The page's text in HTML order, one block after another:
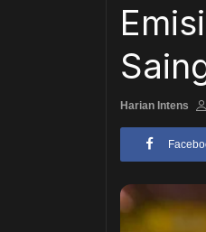
Harian Intens